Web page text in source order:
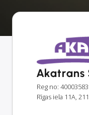
Akatrans
Reg no:
Rīgas iela 11A,